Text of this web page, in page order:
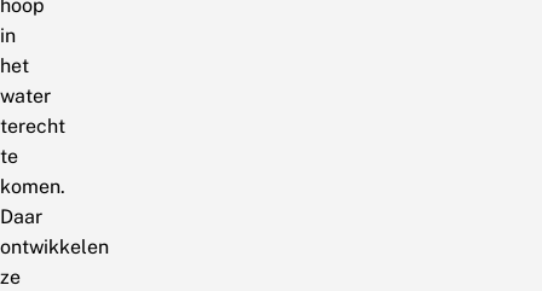
hoop
in
het
water
terecht
te
komen.
Daar
ontwikkelen
ze